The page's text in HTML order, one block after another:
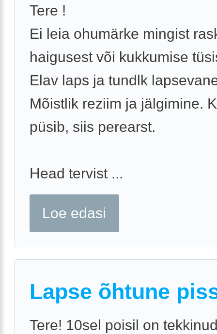
Tere !
Ei leia ohumärke mingist
haigusest või kukkumise
Elav laps ja tundlk
Mõistlik reziim ja jälgimine.
püsib, siis perearst.
Head tervist ...
Loe edasi
Lapse õhtune
Tere! 10sel poisil on